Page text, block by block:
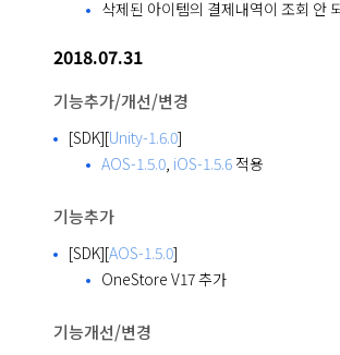
삭제된 아이템의 결제내역이 조회 안
2018.07.31
기능추가/개선/변경
[SDK][Unity-1.6.0]
AOS-1.5.0 iOS-1.5.6 적용
기능추가
[SDK][AOS-1.5.0]
OneStore V17 추가
기능개선/변경